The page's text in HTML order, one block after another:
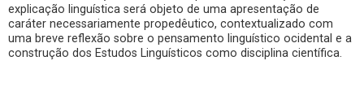
explicação linguística será objeto de uma apresentação de
caráter necessariamente propedêutico, contextualizado com
uma breve reflexão sobre o pensamento linguístico ocidental e a
construção dos Estudos Linguísticos como disciplina científica.